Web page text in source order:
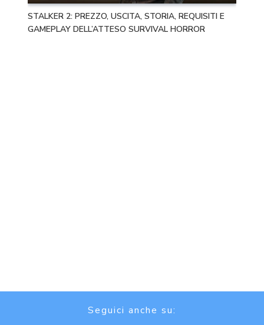
STALKER 2: PREZZO, USCITA, STORIA, REQUISITI E
GAMEPLAY DELL’ATTESO SURVIVAL HORROR
Seguici anche su: